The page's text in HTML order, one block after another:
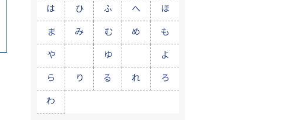
は ひ ふ へ ほ
ま み む め も
や ゆ よ
ら り る れ ろ
わ